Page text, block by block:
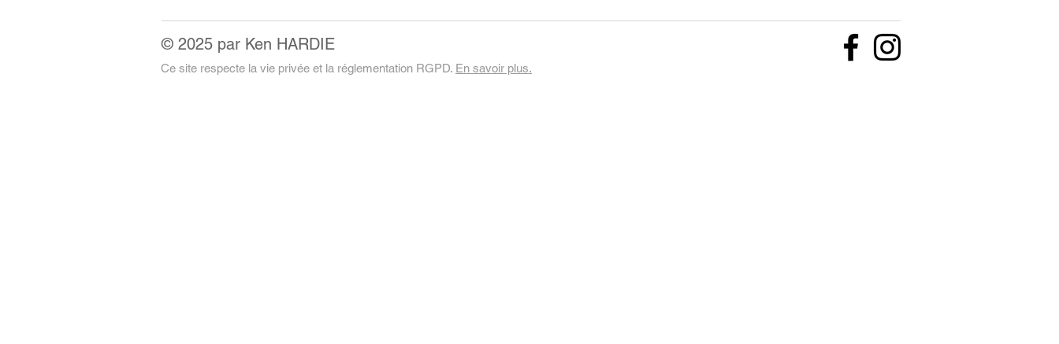
© 2025 par Ken HARDIE
Ce site respecte la vie privée et la réglementation RGPD. En savoir plus.